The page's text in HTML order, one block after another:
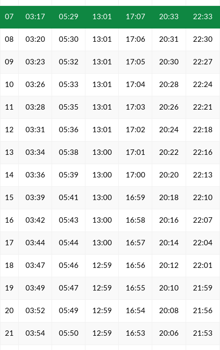
07 03:17 05:29 13:01 17:07 20:33 22:33
08 03:20 05:30 13:01 17:06 20:31 22:30
09 03:23 05:32 13:01 17:05 20:30 22:27
10 03:26 05:33 13:01 17:04 20:28 22:24
11 03:28 05:35 13:01 17:03 20:26 22:21
12 03:31 05:36 13:01 17:02 20:24 22:18
13 03:34 05:38 13:00 17:01 20:22 22:16
14 03:36 05:39 13:00 17:00 20:20 22:13
15 03:39 05:41 13:00 16:59 20:18 22:10
16 03:42 05:43 13:00 16:58 20:16 22:07
17 03:44 05:44 13:00 16:57 20:14 22:04
18 03:47 05:46 12:59 16:56 20:12 22:01
19 03:49 05:47 12:59 16:55 20:10 21:59
20 03:52 05:49 12:59 16:54 20:08 21:56
21 03:54 05:50 12:59 16:53 20:06 21:53